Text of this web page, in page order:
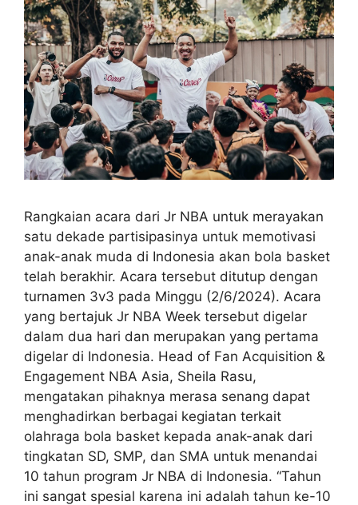
Rangkaian acara dari Jr NBA untuk merayakan
satu dekade partisipasinya untuk memotivasi
anak-anak muda di Indonesia akan bola basket
telah berakhir. Acara tersebut ditutup dengan
turnamen 3v3 pada Minggu (2/6/2024). Acara
yang bertajuk Jr NBA Week tersebut digelar
dalam dua hari dan merupakan yang pertama
digelar di Indonesia. Head of Fan Acquisition &
Engagement NBA Asia, Sheila Rasu,
mengatakan pihaknya merasa senang dapat
menghadirkan berbagai kegiatan terkait
olahraga bola basket kepada anak-anak dari
tingkatan SD, SMP, dan SMA untuk menandai
10 tahun program Jr NBA di Indonesia. “Tahun
ini sangat spesial karena ini adalah tahun ke-10